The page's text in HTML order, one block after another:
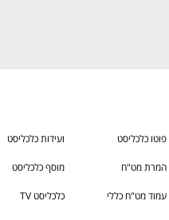
פוטו כלכליסט ועידות כלכליסט
המרת מט"ח מוסף כלכליסט
עמוד מט"ח כללי כלכליסט TV